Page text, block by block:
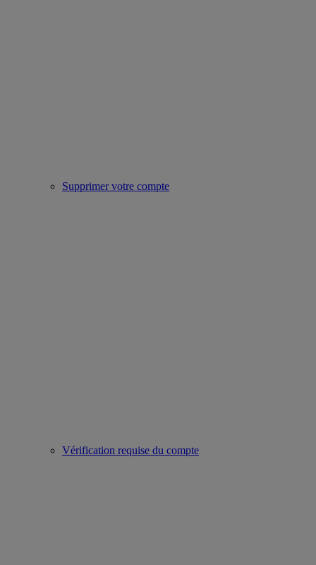
Supprimer votre compte
Vérification requise du compte